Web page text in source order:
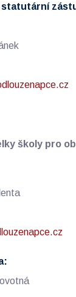
statutární
školy pro